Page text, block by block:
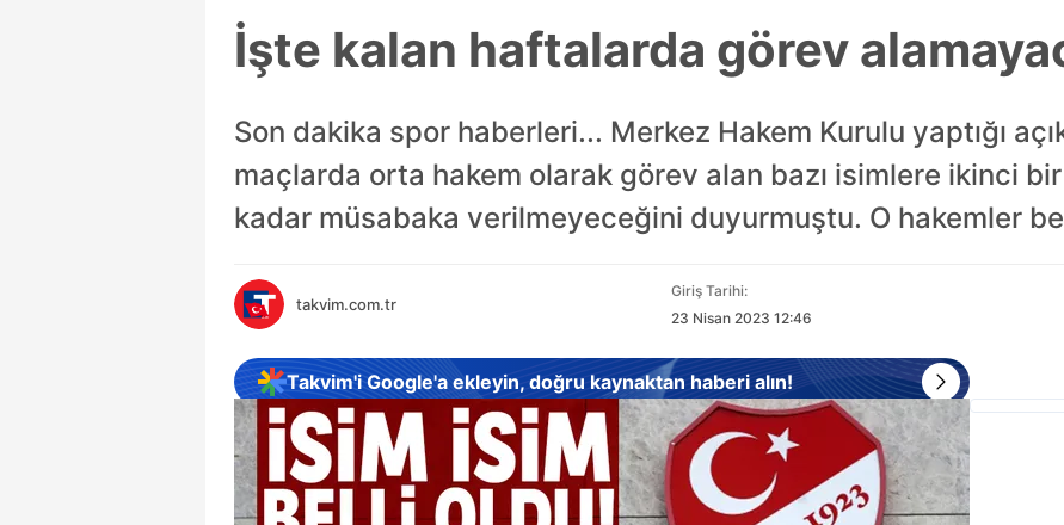
İşte kalan haftalarda görev
Son dakika spor haberleri... Merkez Hakem Kurulu yaptığı
maçlarda orta hakem olarak görev alan bazı isimlere ikinci
kadar müsabaka verilmeyeceğini duyurmuştu. O hakemler
takvim.com.tr
Giriş Tarihi:
23 Nisan 2023 12:46
Takvim'i Google'a ekleyin, doğru kaynaktan haberi alın!